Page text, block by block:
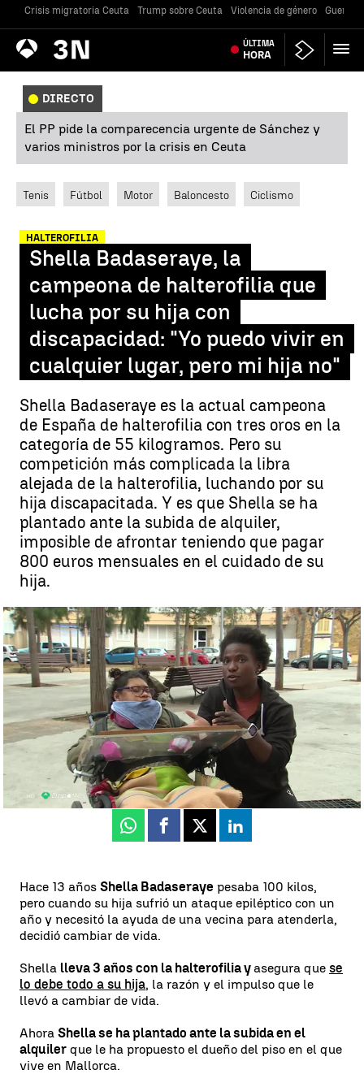
Crisis migratoria Ceuta Trump sobre Ceuta Violencia de género Guerra
Antena
3 Noticias ÚLTIMA
HORA
DIRECTO
El PP pide la comparecencia urgente de Sánchez y
varios ministros por la crisis en Ceuta
Tenis Fútbol Motor Baloncesto Ciclismo
HALTEROFILIA
Shella Badaseraye, la
campeona de halterofilia que
lucha por su hija con
discapacidad: "Yo puedo vivir en
cualquier lugar, pero mi hija no"
Shella Badaseraye es la actual campeona
de España de halterofilia con tres oros en la
categoría de 55 kilogramos. Pero su
competición más complicada la libra
alejada de la halterofilia, luchando por su
hija discapacitada. Y es que Shella se ha
plantado ante la subida de alquiler,
imposible de afrontar teniendo que pagar
800 euros mensuales en el cuidado de su
hija.
Shella Badaseraye, la campeona de halterofilia que lucha por su
hija con discapacidad: "Yo puedo vivir en cualquier lugar, pero mi hija
no" | HALTEROFILA
Antena 3 Deportes
Actualizado:25 de diciembre de 2020, 17:43
Publicado:
25 de diciembre de 2020, 17:36
Whatsapp
Facebook
X Linkedin
Hace 13 años Shella Badaseraye pesaba 100 kilos,
pero cuando su hija sufrió un ataque epiléptico con un
año y necesitó la ayuda de una vecina para atenderla,
decidió cambiar de vida.
Shella lleva 3 años con la halterofilia y asegura que se
lo debe todo a su hija, la razón y el impulso que le
llevó a cambiar de vida.
Ahora Shella se ha plantado ante la subida en el
alquiler que le ha propuesto el dueño del piso en el que
vive en Mallorca.